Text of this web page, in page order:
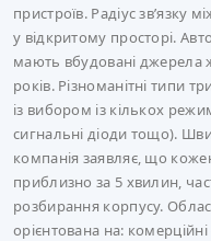
пристроїв. Радіус зв’язку
у відкритому просторі.
мають вбудовані джерела
років. Різноманітні типи
із вибором із кількох
сигнальні діоди тощо).
компанія заявляє, що
приблизно за 5 хвилин,
розбирання корпусу.
орієнтована на: